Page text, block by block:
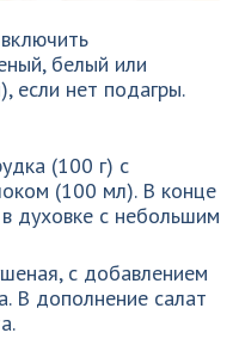
белый или
если нет подагры.
(100 г) с
(100 мл). В конце
духовке с небольшим
с добавлением
В дополнение салат